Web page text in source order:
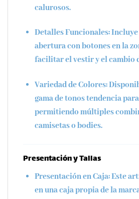
calurosos.
Detalles Funcionales:Incluye
abertura con botones en la
facilitar el vestir y el cambio
Variedad de Colores:
gama de tonos tendencia
permitiendo múltiples
camisetas o bodies.
Presentación y Tallas
Presentación en Caja:Este
en una caja propia de la